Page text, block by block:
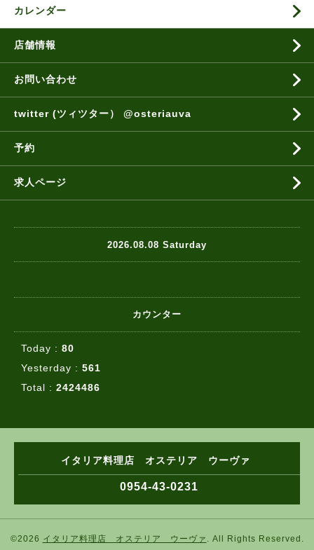
カレンダー
店舗情報
お問い合わせ
twitter (ツィツター） @osteriauva
予約
求人ページ
2026.08.08 Saturday
カウンター
Today : 80
Yesterday : 561
Total : 2424486
イタリア料理店 オステリア ウーヴァ
0954-43-0231
©2026 イタリア料理店 オステリア ウーヴァ . All Rights Reserved.